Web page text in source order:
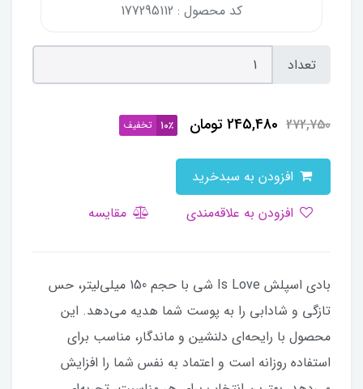
کد محصول : 177295112
تعداد
272,750
245,480تومان 10٪ تخفیف
مقایسه
بادی اسپلش Is Love شی با حجم 150 میلی‌لیتر، حس
تازگی و شادابی را به پوست شما هدیه می‌دهد. این
محصول با رایحه‌ای دلنشین و ماندگار، مناسب برای
استفاده روزانه است و اعتماد به نفس شما را افزایش